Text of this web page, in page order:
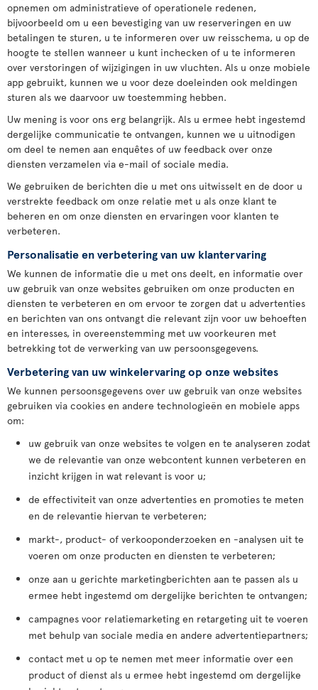
opnemen om administratieve of operationele redenen,
bijvoorbeeld om u een bevestiging van uw reserveringen en uw
betalingen te sturen, u te informeren over uw reisschema, u op de
hoogte te stellen wanneer u kunt inchecken of u te informeren
over verstoringen of wijzigingen in uw vluchten. Als u onze mobiele
app gebruikt, kunnen we u voor deze doeleinden ook meldingen
sturen als we daarvoor uw toestemming hebben.
Uw mening is voor ons erg belangrijk. Als u ermee hebt ingestemd
dergelijke communicatie te ontvangen, kunnen we u uitnodigen
om deel te nemen aan enquêtes of uw feedback over onze
diensten verzamelen via e-mail of sociale media.
We gebruiken de berichten die u met ons uitwisselt en de door u
verstrekte feedback om onze relatie met u als onze klant te
beheren en om onze diensten en ervaringen voor klanten te
verbeteren.
Personalisatie en verbetering van uw klantervaring
We kunnen de informatie die u met ons deelt, en informatie over
uw gebruik van onze websites gebruiken om onze producten en
diensten te verbeteren en om ervoor te zorgen dat u advertenties
en berichten van ons ontvangt die relevant zijn voor uw behoeften
en interesses, in overeenstemming met uw voorkeuren met
betrekking tot de verwerking van uw persoonsgegevens.
Verbetering van uw winkelervaring op onze websites
We kunnen persoonsgegevens over uw gebruik van onze websites
gebruiken via cookies en andere technologieën en mobiele apps
om:
uw gebruik van onze websites te volgen en te analyseren zodat
we de relevantie van onze webcontent kunnen verbeteren en
inzicht krijgen in wat relevant is voor u;
de effectiviteit van onze advertenties en promoties te meten
en de relevantie hiervan te verbeteren;
markt-, product- of verkooponderzoeken en -analysen uit te
voeren om onze producten en diensten te verbeteren;
onze aan u gerichte marketingberichten aan te passen als u
ermee hebt ingestemd om dergelijke berichten te ontvangen;
campagnes voor relatiemarketing en retargeting uit te voeren
met behulp van sociale media en andere advertentiepartners;
contact met u op te nemen met meer informatie over een
product of dienst als u ermee hebt ingestemd om dergelijke